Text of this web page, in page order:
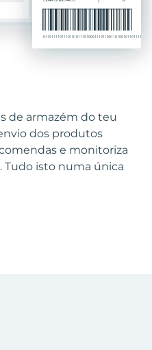
de armazém do teu
dos produtos
e monitoriza
Tudo isto numa única